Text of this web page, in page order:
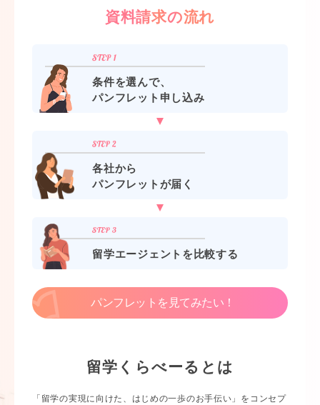
資料請求の流れ
条件を選んで、
パンフレット申し込み
各社から
パンフレットが届く
留学エージェントを比較する
パンフレットを見てみたい！
留学くらべーるとは
「留学の実現に向けた、はじめの一歩のお手伝い」をコンセプ